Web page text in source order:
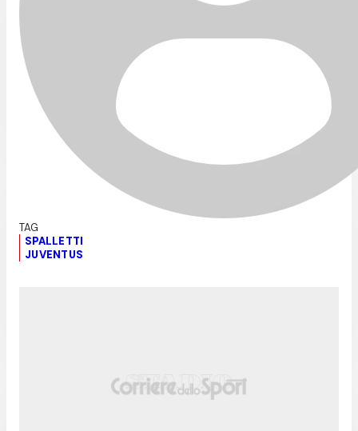
SPALLETTI
JUVENTUS